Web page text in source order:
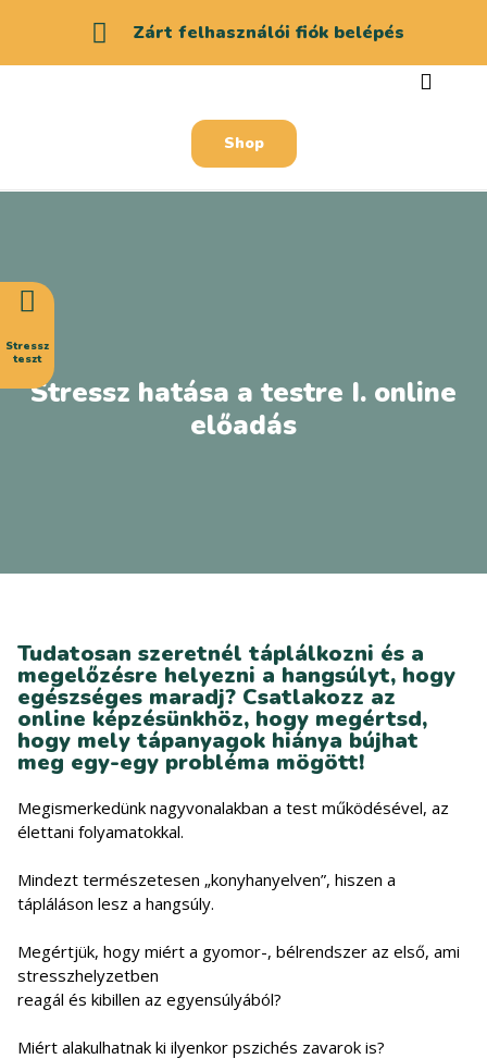
Zárt felhasználói fiók belépés
Shop
Stressz
teszt
Stressz hatása a testre I.​ online
előadás
Tudatosan szeretnél táplálkozni és a
megelőzésre helyezni a hangsúlyt, hogy
egészséges maradj? Csatlakozz az
online képzésünkhöz, hogy megértsd,
hogy mely tápanyagok hiánya bújhat
meg egy-egy probléma mögött!
Megismerkedünk nagyvonalakban a test működésével, az
élettani folyamatokkal.
Mindezt természetesen „konyhanyelven”, hiszen a
tápláláson lesz a hangsúly.
Megértjük, hogy miért a gyomor-, bélrendszer az első, ami
stresszhelyzetben
reagál és kibillen az egyensúlyából?
Miért alakulhatnak ki ilyenkor pszichés zavarok is?